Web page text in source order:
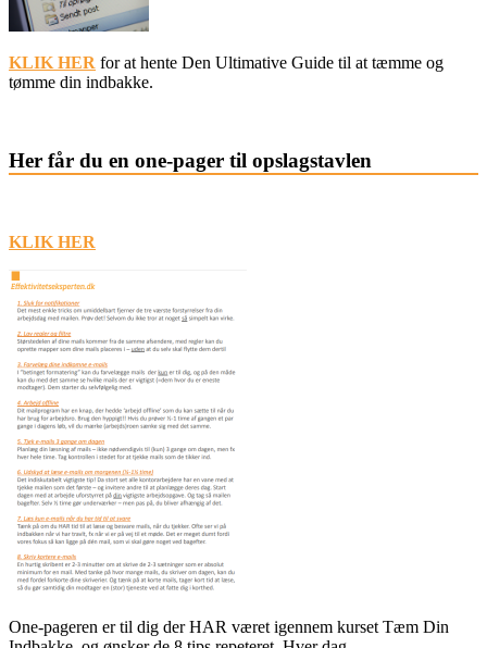
KLIK HER for at hente Den Ultimative Guide til at tæmme og
tømme din indbakke.
Her får du en one-pager til opslagstavlen
KLIK HER
One-pageren er til dig der HAR været igennem kurset Tæm Din